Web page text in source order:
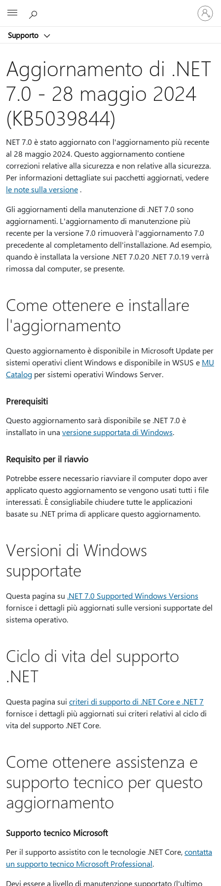
Supporto
Accedi
con
il
account
Aggiornamento di .NET
7.0 - 28 maggio 2024
(KB5039844)
NET 7.0 è stato aggiornato con l'aggiornamento più recente
al 28 maggio 2024. Questo aggiornamento contiene
correzioni relative alla sicurezza e non relative alla sicurezza.
Per informazioni dettagliate sui pacchetti aggiornati, vedere
le note sulla versione .
Gli aggiornamenti della manutenzione di .NET 7.0 sono
aggiornamenti. L'aggiornamento di manutenzione più
recente per la versione 7.0 rimuoverà l'aggiornamento 7.0
precedente al completamento dell'installazione. Ad esempio,
quando è installata la versione .NET 7.0.20 .NET 7.0.19 verrà
rimossa dal computer, se presente.
Come ottenere e installare
l'aggiornamento
Questo aggiornamento è disponibile in Microsoft Update per
sistemi operativi client Windows e disponibile in WSUS e MU
Catalog per sistemi operativi Windows Server.
Prerequisiti
Questo aggiornamento sarà disponibile se .NET 7.0 è
installato in una versione supportata di Windows.
Requisito per il riavvio
Potrebbe essere necessario riavviare il computer dopo aver
applicato questo aggiornamento se vengono usati tutti i file
interessati. È consigliabile chiudere tutte le applicazioni
basate su .NET prima di applicare questo aggiornamento.
Versioni di Windows
supportate
Questa pagina su .NET 7.0 Supported Windows Versions
fornisce i dettagli più aggiornati sulle versioni supportate del
sistema operativo.
Ciclo di vita del supporto
.NET
Questa pagina sui criteri di supporto di .NET Core e .NET 7
fornisce i dettagli più aggiornati sui criteri relativi al ciclo di
vita del supporto .NET Core.
Come ottenere assistenza e
supporto tecnico per questo
aggiornamento
Supporto tecnico Microsoft
Per il supporto assistito con le tecnologie .NET Core,contatta
un supporto tecnico Microsoft Professional.
Devi essere a livello di manutenzione supportato (l'ultimo